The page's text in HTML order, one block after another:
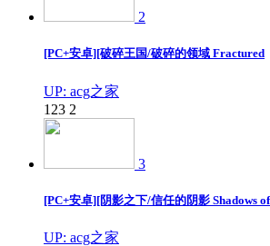
2
[PC+安卓][破碎王国/破碎的领域 Fractured
UP: acg之家
123 2
3
[PC+安卓][阴影之下/信任的阴影 Shadows of
UP: acg之家